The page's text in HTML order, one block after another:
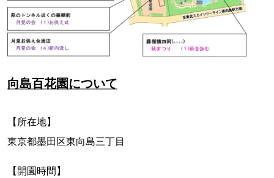
向島百花園について
【所在地】
東京都墨田区東向島三丁目
【開園時間】